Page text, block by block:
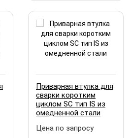
Приварная втулка для
сварки коротким
циклом SC тип IS из
омедненной стали
Цена по запросу